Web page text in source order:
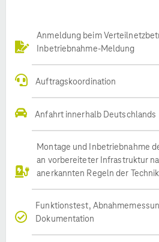
Anmeldung beim
Inbetriebnahme-Meldung
Auftragskoordination
Anfahrt innerhalb Deutschlands
Montage und Inbetriebnahme
an vorbereiteter Infrastruktur
anerkannten Regeln der Technik
Funktionstest,
Dokumentation